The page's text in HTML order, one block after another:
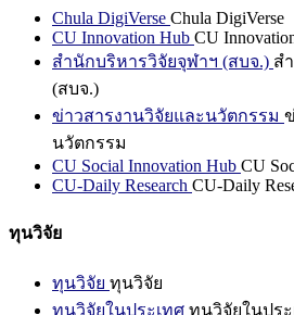
Chula DigiVerse Chula DigiVerse
CU Innovation Hub CU
สำนักบริหารวิจัยจุฬาฯ (สบจ.) ส
(สบจ.)
ข่าวสารงานวิจัยและนวัตกรรม
นวัตกรรม
CU Social Innovation Hub CU
CU-Daily Research CU-Daily
ทุนวิจัย
ทุนวิจัย ทุนวิจัย
ทุนวิจัยในประเทศ ทุนวิจัยในประ